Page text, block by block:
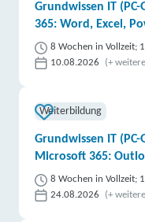
IBB Emden | IBB
its digital akademie
Binnenhafen 6,
DAA Deutsche
Grundwissen IT
365: Word, Excel,
8 Wochen in Vollzeit;
10.08.2026
(+
Weiterbildung
Grundwissen IT
Microsoft 365:
8 Wochen in Vollzeit;
24.08.2026
(+